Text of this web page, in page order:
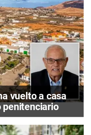
vuelto a casa
penitenciario